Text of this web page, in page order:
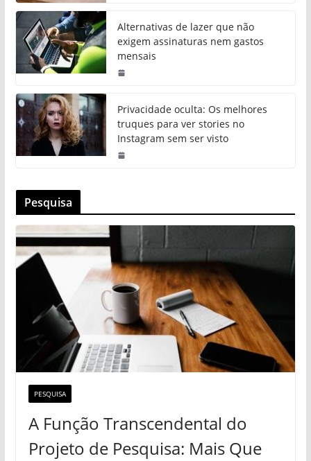
Alternativas de lazer que não
exigem assinaturas nem gastos
mensais
Privacidade oculta: Os melhores
truques para ver stories no
Instagram sem ser visto
Pesquisa
PESQUISA
A Função Transcendental do
Projeto de Pesquisa: Mais Que